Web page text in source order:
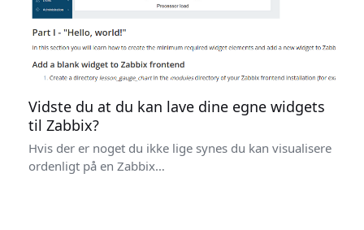
Vidste du at du kan lave dine egne widgets
til Zabbix?
Hvis der er noget du ikke lige synes du kan visualisere
ordenligt på en Zabbix…